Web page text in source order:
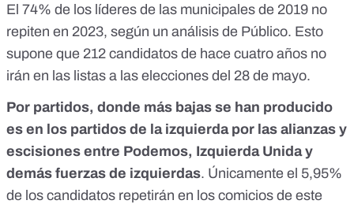
El 74% de los líderes de las municipales de 2019 no
repiten en 2023, según un análisis de Público. Esto
supone que 212 candidatos de hace cuatro años no
irán en las listas a las elecciones del 28 de mayo.
Por partidos, donde más bajas se han producido
es en los partidos de la izquierda por las alianzas y
escisiones entre Podemos, Izquierda Unida y
demás fuerzas de izquierdas. Únicamente el 5,95%
de los candidatos repetirán en los comicios de este